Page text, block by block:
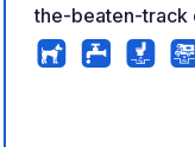
the-beaten-track
authentic. The
elements on the
bay — the kind